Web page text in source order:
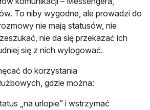
To niby wygodne, ale prowadzi do
nie mają statusów, nie
nie da się przekazać ich
się z nich wylogować.
do korzystania
gdzie można:
„na urlopie” i wstrzymać